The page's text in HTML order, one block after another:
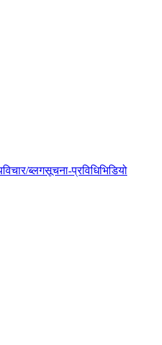
विचार/ब्लगसूचना-प्रविधिभिडियो